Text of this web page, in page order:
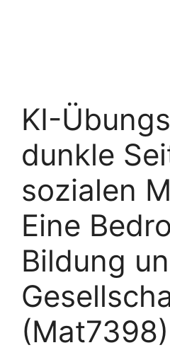
KI-
dunkle
sozialen
Eine
Bildung
(Mat7398)